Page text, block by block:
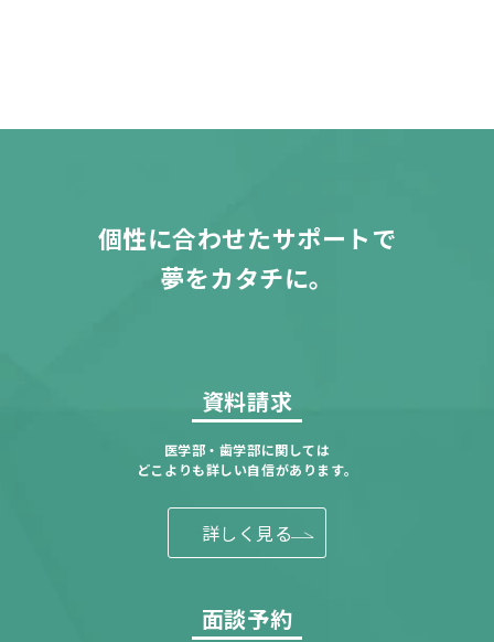
個性に合わせたサポートで
夢をカタチに。
資料請求
医学部・歯学部に関しては
どこよりも詳しい自信があります。
詳しく見る
面談予約